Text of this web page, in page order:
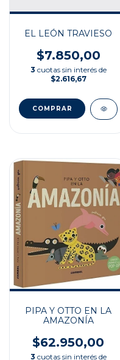
EL LEÓN TRAVIESO
$7.850,00
3 cuotas sin interés de
$2.616,67
PIPA Y OTTO EN LA
AMAZONÍA
$62.950,00
3 cuotas sin interés de